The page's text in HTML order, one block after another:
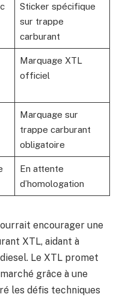
Sticker spécifique
sur trappe
carburant
Marquage XTL
officiel
Marquage sur
trappe carburant
obligatoire
En attente
d’homologation
encourager une
XTL, aidant à
Le XTL promet
grâce à une
les défis techniques